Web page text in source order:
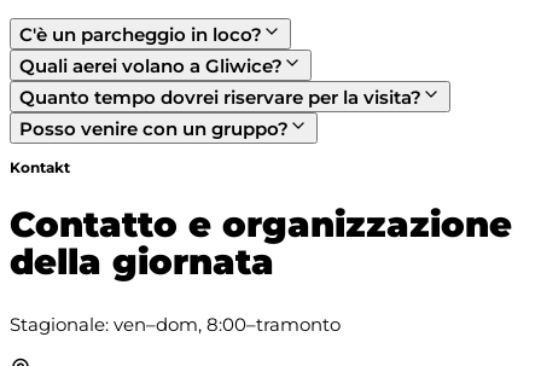
C'è un parcheggio in loco?
Quali aerei volano a Gliwice?
Quanto tempo dovrei riservare per la visita?
Posso venire con un gruppo?
Kontakt
Contatto e organizzazione
della giornata
Stagionale: ven–dom, 8:00–tramonto